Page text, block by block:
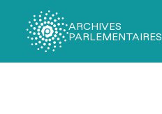
ARCHIVES
PARLEMENTAIRES